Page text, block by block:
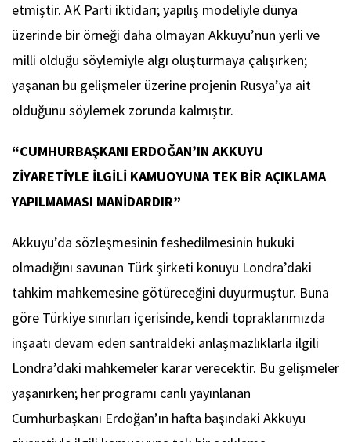
etmiştir. AK Parti iktidarı; yapılış modeliyle dünya
üzerinde bir örneği daha olmayan Akkuyu’nun yerli ve
milli olduğu söylemiyle algı oluşturmaya çalışırken;
yaşanan bu gelişmeler üzerine projenin Rusya’ya ait
olduğunu söylemek zorunda kalmıştır.
“CUMHURBAŞKANI ERDOĞAN’IN AKKUYU
ZİYARETİYLE İLGİLİ KAMUOYUNA TEK BİR AÇIKLAMA
YAPILMAMASI MANİDARDIR”
Akkuyu’da sözleşmesinin feshedilmesinin hukuki
olmadığını savunan Türk şirketi konuyu Londra’daki
tahkim mahkemesine götüreceğini duyurmuştur. Buna
göre Türkiye sınırları içerisinde, kendi topraklarımızda
inşaatı devam eden santraldeki anlaşmazlıklarla ilgili
Londra’daki mahkemeler karar verecektir. Bu gelişmeler
yaşanırken; her programı canlı yayınlanan
Cumhurbaşkanı Erdoğan’ın hafta başındaki Akkuyu